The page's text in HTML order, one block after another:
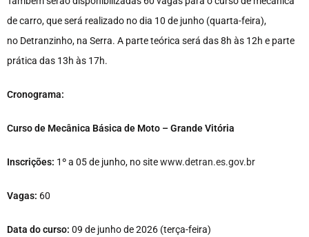
de carro, que será realizado no dia 10 de junho (quarta-feira),
no Detranzinho, na Serra. A parte teórica será das 8h às 12h e parte
prática das 13h às 17h.
Cronograma:
Curso de Mecânica Básica de Moto – Grande Vitória
Inscrições: 1ºa 05 de junho, no sitewww.detran.es.gov.br
Vagas: 60
Data do curso: 09 de junho de 2026 (terça-feira)